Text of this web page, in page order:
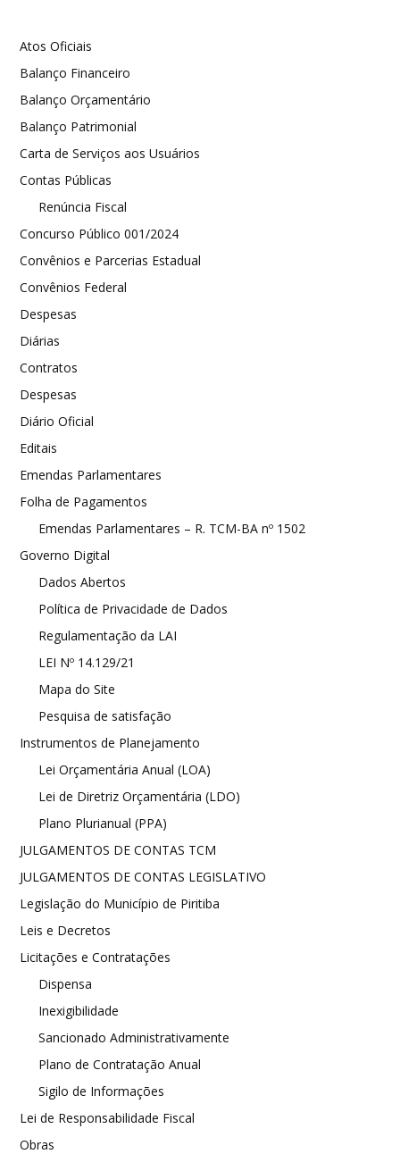
Atos Oficiais
Balanço Financeiro
Balanço Orçamentário
Balanço Patrimonial
Carta de Serviços aos Usuários
Contas Públicas
Renúncia Fiscal
Concurso Público 001/2024
Convênios e Parcerias Estadual
Convênios Federal
Despesas
Diárias
Contratos
Despesas
Diário Oficial
Editais
Emendas Parlamentares
Folha de Pagamentos
Emendas Parlamentares – R. TCM-BA nº 1502
Governo Digital
Dados Abertos
Política de Privacidade de Dados
Regulamentação da LAI
LEI Nº 14.129/21
Mapa do Site
Pesquisa de satisfação
Instrumentos de Planejamento
Lei Orçamentária Anual (LOA)
Lei de Diretriz Orçamentária (LDO)
Plano Plurianual (PPA)
JULGAMENTOS DE CONTAS TCM
JULGAMENTOS DE CONTAS LEGISLATIVO
Legislação do Município de Piritiba
Leis e Decretos
Licitações e Contratações
Dispensa
Inexigibilidade
Sancionado Administrativamente
Plano de Contratação Anual
Sigilo de Informações
Lei de Responsabilidade Fiscal
Obras